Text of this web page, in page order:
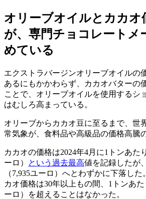
オリーブオイルとカカオ
が、専門チョコレートメ
めている
エクストラバージンオリーブオイルの
あるにもかかわらず、カカオバターの
ことで、オリーブオイルを使用するシ
はむしろ高まっている。
オリーブからカカオ豆に至るまで、世
常気象が、食料品や高級品の価格高騰
カカオの価格は2024年4月に1トンあたり
ーロ）
という過去最高値を記録したが
（7,935ユーロ）へとわずかに下落した
カオ価格は30年以上もの間、1トンあた
ーロ）を超えることはなかった。